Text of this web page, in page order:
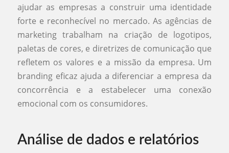
ajudar as empresas a construir uma identidade
forte e reconhecível no mercado. As agências de
marketing trabalham na criação de logotipos,
paletas de cores, e diretrizes de comunicação que
refletem os valores e a missão da empresa. Um
branding eficaz ajuda a diferenciar a empresa da
concorrência e a estabelecer uma conexão
emocional com os consumidores.
Análise de dados e relatórios